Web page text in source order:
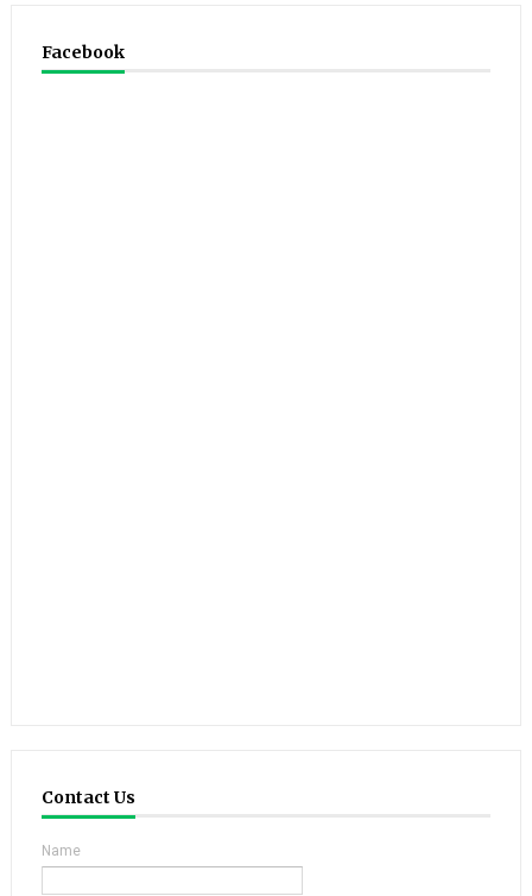
Facebook
Contact Us
Name